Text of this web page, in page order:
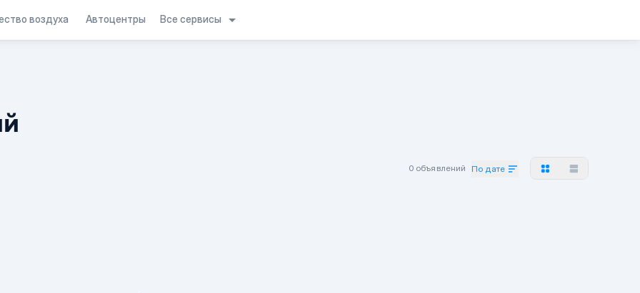
воздуха Автоцентры Все сервисы
0 объявлений По дате